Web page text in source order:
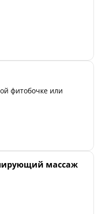
фитобочке или
массаж